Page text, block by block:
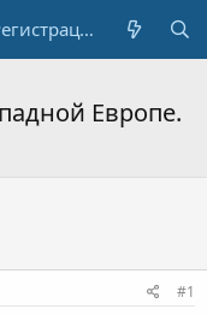
Регистрация
Европе.
#1